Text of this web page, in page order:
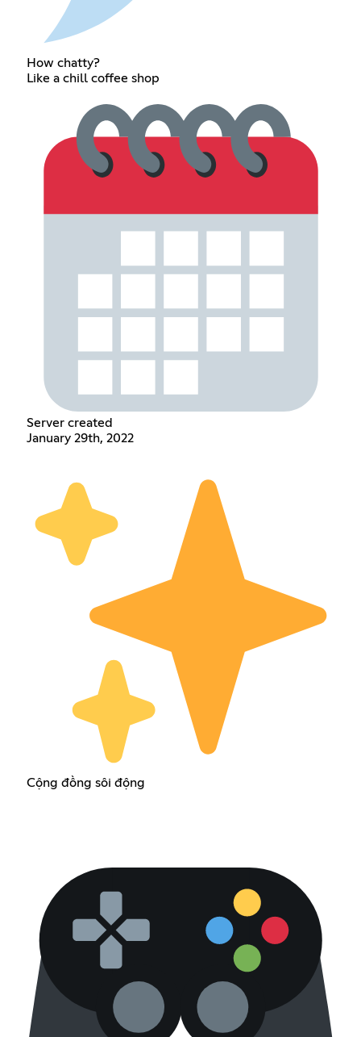
How chatty?
Like a chill coffee shop
Server created
January 29th, 2022
Cộng đồng sôi động